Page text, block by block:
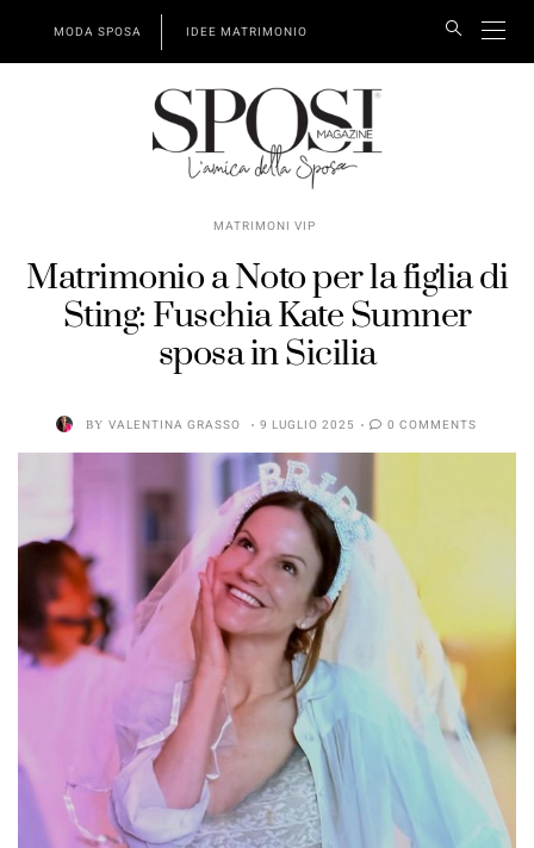
MODA SPOSA IDEE MATRIMONIO
MATRIMONI VIP
Matrimonio a Noto per la figlia di
Sting: Fuschia Kate Sumner
sposa in Sicilia
BY VALENTINA GRASSO 9 LUGLIO 2025 0 COMMENTS